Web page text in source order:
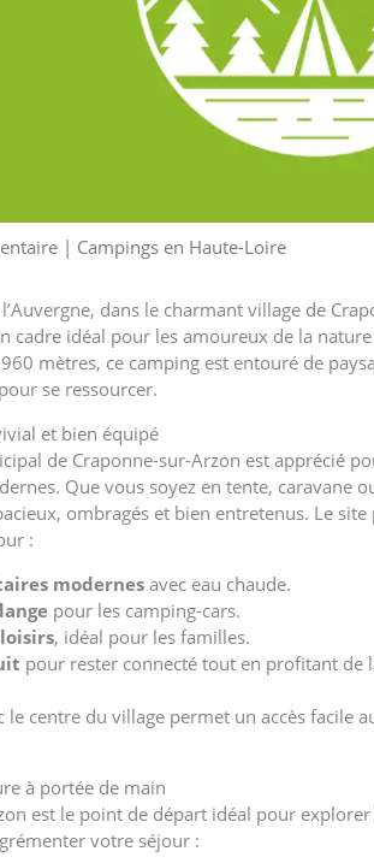
| Campings en Haute-Loire
dans le charmant village de
cadre idéal pour les amoureux de la
mètres, ce camping est entouré de
se ressourcer.
et bien équipé
de Craponne-sur-Arzon est apprécié
Que vous soyez en tente, caravane
ombragés et bien entretenus. Le
:
modernesavec eau chaude.
pour les camping-cars.
, idéal pour les familles.
pour rester connecté tout en profitant de
le centre du village permet un accès facile
à portée de main
est le point de départ idéal pour
votre séjour :